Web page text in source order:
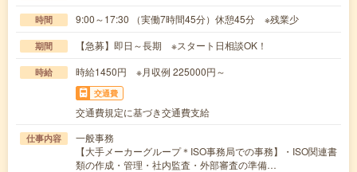
時間 9:00～17:30 （実働7時間45分）休憩45分 ※残業少
期間 【急募】即日～長期 ※スタート日相談OK！
時給 時給1450円 ※月収例 225000円～
交通費
交通費規定に基づき交通費支給
仕事内容
一般事務
【大手メーカーグループ＊ISO事務局での事務】・ISO関連書
類の作成・管理・社内監査・外部審査の準備…